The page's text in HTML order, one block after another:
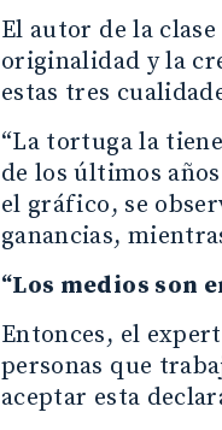
El autor de la
originalidad y la
estas tres
“La tortuga la
de los últimos
el gráfico, se
ganancias,
“Los medios son
Entonces, el
personas que
aceptar esta